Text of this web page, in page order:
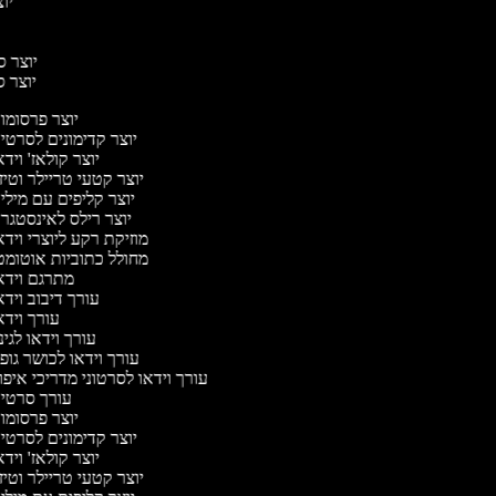
יוצר
יוצר
יוצר
יוצר קדימונים
יוצר קולאז'
יוצר קטעי טריילר
יוצר קליפים עם
יוצר רילס
מוזיקת רקע ליוצרי
מחולל כתוביות
מתרגם
עורך דיבוב
עורך
עורך וידאו
עורך וידאו לכושר
עורך וידאו לסרטוני מדריכי
עורך
יוצר
יוצר קדימונים
יוצר קולאז'
יוצר קטעי טריילר